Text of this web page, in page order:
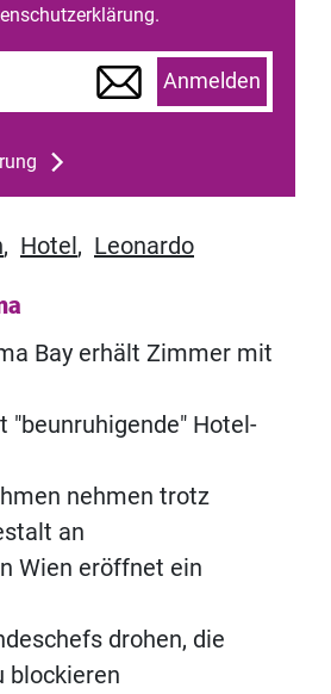
Anmelden
, Hotel, Leonardo
Bay erhält Zimmer mit
"beunruhigende" Hotel-
nehmen trotz
an
Wien eröffnet ein
drohen, die
blockieren